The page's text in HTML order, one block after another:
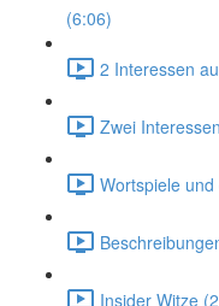
(6:06)
2 Interessen
Zwei
Wortspiele
Insider Witze